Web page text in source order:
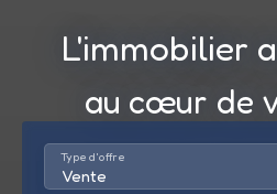
L'immobilier
au cœur de
Vente
Type d'offre